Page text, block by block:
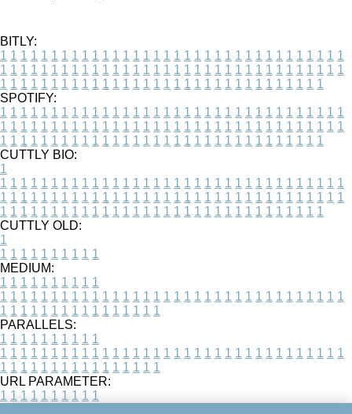
BITLY:
1 1 1 1 1 1 1 1 1 1 1 1 1 1 1 1 1 1 1 1 1 1 1 1 1 1 1 1 1 1 1 1 1 1
1 1 1 1 1 1 1 1 1 1 1 1 1 1 1 1 1 1 1 1 1 1 1 1 1 1 1 1 1 1 1 1 1 1
1 1 1 1 1 1 1 1 1 1 1 1 1 1 1 1 1 1 1 1 1 1 1 1 1 1 1 1 1 1 1 1
SPOTIFY:
1 1 1 1 1 1 1 1 1 1 1 1 1 1 1 1 1 1 1 1 1 1 1 1 1 1 1 1 1 1 1 1 1 1
1 1 1 1 1 1 1 1 1 1 1 1 1 1 1 1 1 1 1 1 1 1 1 1 1 1 1 1 1 1 1 1 1 1
1 1 1 1 1 1 1 1 1 1 1 1 1 1 1 1 1 1 1 1 1 1 1 1 1 1 1 1 1 1 1 1
CUTTLY BIO:
1
1 1 1 1 1 1 1 1 1 1 1 1 1 1 1 1 1 1 1 1 1 1 1 1 1 1 1 1 1 1 1 1 1 1
1 1 1 1 1 1 1 1 1 1 1 1 1 1 1 1 1 1 1 1 1 1 1 1 1 1 1 1 1 1 1 1 1 1
1 1 1 1 1 1 1 1 1 1 1 1 1 1 1 1 1 1 1 1 1 1 1 1 1 1 1 1 1 1 1 1
CUTTLY OLD:
1
1 1 1 1 1 1 1 1 1 1
MEDIUM:
1 1 1 1 1 1 1 1 1 1
1 1 1 1 1 1 1 1 1 1 1 1 1 1 1 1 1 1 1 1 1 1 1 1 1 1 1 1 1 1 1 1 1 1
1 1 1 1 1 1 1 1 1 1 1 1 1 1 1 1
PARALLELS:
1 1 1 1 1 1 1 1 1 1
1 1 1 1 1 1 1 1 1 1 1 1 1 1 1 1 1 1 1 1 1 1 1 1 1 1 1 1 1 1 1 1 1 1
1 1 1 1 1 1 1 1 1 1 1 1 1 1 1 1
URL PARAMETER:
1 1 1 1 1 1 1 1 1 1